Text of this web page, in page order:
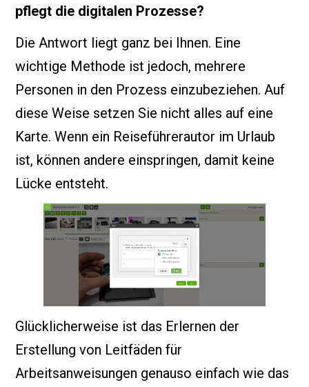
pflegt die digitalen Prozesse?
Die Antwort liegt ganz bei Ihnen. Eine
wichtige Methode ist jedoch, mehrere
Personen in den Prozess einzubeziehen. Auf
diese Weise setzen Sie nicht alles auf eine
Karte. Wenn ein Reiseführerautor im Urlaub
ist, können andere einspringen, damit keine
Lücke entsteht.
Glücklicherweise ist das Erlernen der
Erstellung von Leitfäden für
Arbeitsanweisungen genauso einfach wie das